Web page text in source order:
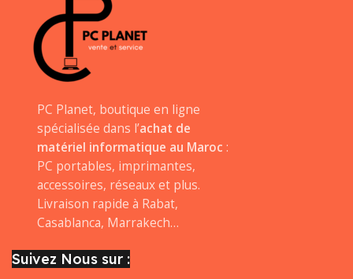
PC Planet, boutique en ligne
spécialisée dans l’achat de
matériel informatique au Maroc :
PC portables, imprimantes,
accessoires, réseaux et plus.
Livraison rapide à Rabat,
Casablanca, Marrakech…
Suivez Nous sur :